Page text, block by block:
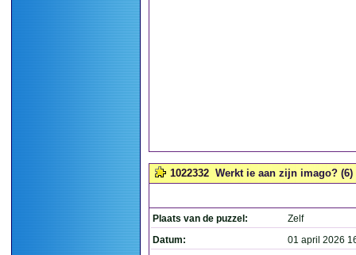
1022332 Werkt ie aan zijn imago? (6)
Plaats van de puzzel:
Zelf
Datum:
01 april 2026